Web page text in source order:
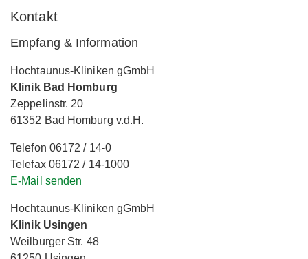
Kontakt
Empfang & Information
Hochtaunus-Kliniken gGmbH
Klinik Bad Homburg
Zeppelinstr. 20
61352 Bad Homburg v.d.H.
Telefon 06172 / 14-0
Telefax 06172 / 14-1000
E-Mail senden
Hochtaunus-Kliniken gGmbH
Klinik Usingen
Weilburger Str. 48